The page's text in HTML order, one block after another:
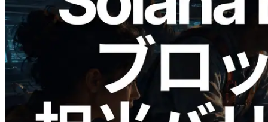
2026.05.24
Validators Solutions、Solana ブロックア
ナライザーを公開 — slot 単位のブロッ
ク生成時間と担当バリデータを視覚化
この記事を読む